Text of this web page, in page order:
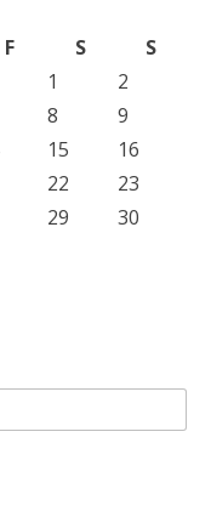
F S
S
1
2
8
9
15
16
22
23
29
30